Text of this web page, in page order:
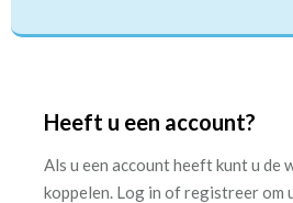
Heeft u een account?
Als u een account heeft kunt u de
koppelen. Log in of registreer om